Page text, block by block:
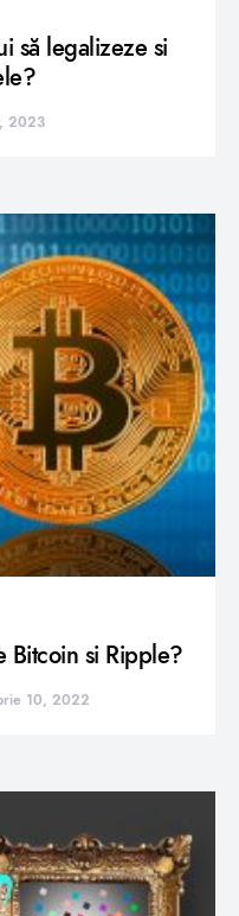
să legalizeze si
2023
Bitcoin si Ripple?
10, 2022